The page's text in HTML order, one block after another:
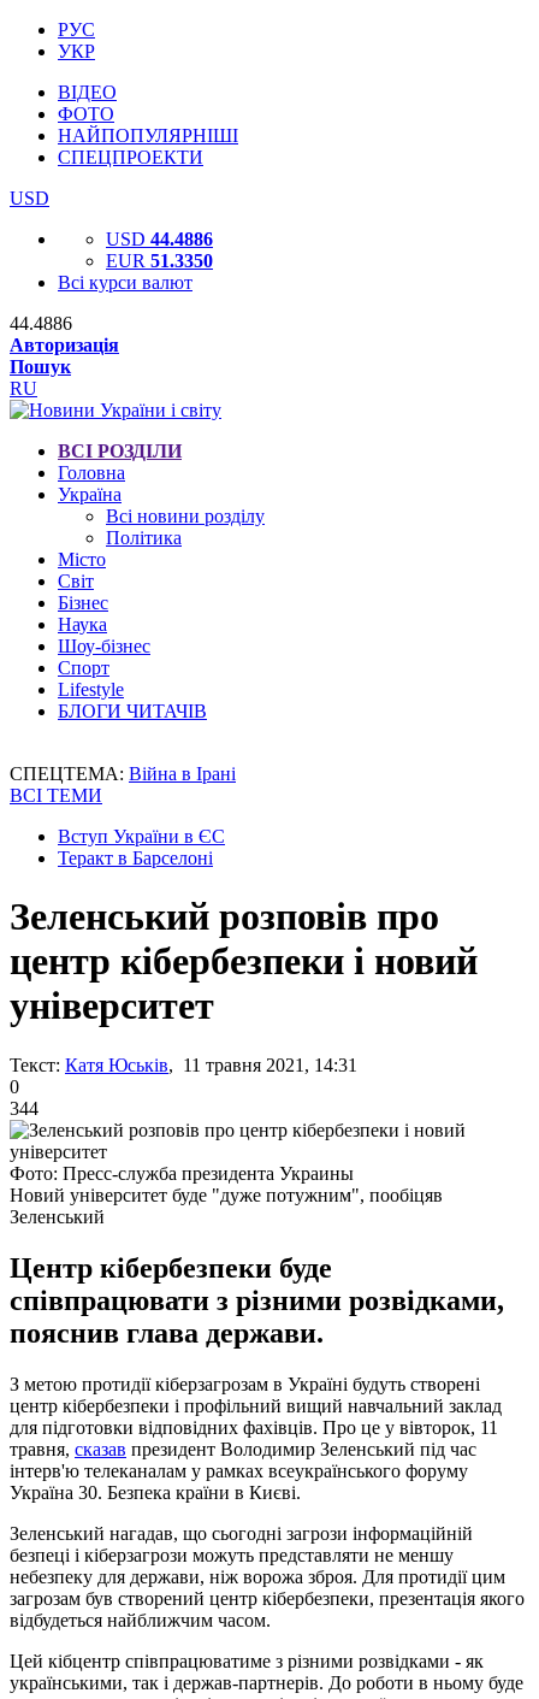
РУС
УКР
ВІДЕО
ФОТО
НАЙПОПУЛЯРНІШІ
СПЕЦПРОЕКТИ
USD
USD 44.4886
EUR 51.3350
Всі курси валют
44.4886
Авторизація
Пошук
RU
ВСІ РОЗДІЛИ
Головна
Україна
Всі новини розділу
Політика
Місто
Світ
Бізнес
Наука
Шоу-бізнес
Спорт
Lifestyle
БЛОГИ ЧИТАЧІВ
СПЕЦТЕМА: Війна в Ірані
ВСІ ТЕМИ
Вступ України в ЄС
Теракт в Барселоні
Зеленський розповів про
центр кібербезпеки і новий
університет
Текст: Катя Юськів, 11 травня 2021, 14:31
0
344
Фото: Пресс-служба президента Украины
Новий університет буде "дуже потужним", пообіцяв
Зеленський
Центр кібербезпеки буде
співпрацювати з різними розвідками,
пояснив глава держави.
З метою протидії кіберзагрозам в Україні будуть створені
центр кібербезпеки і профільний вищий навчальний заклад
для підготовки відповідних фахівців. Про це у вівторок, 11
травня, сказав президент Володимир Зеленський під час
інтерв'ю телеканалам у рамках всеукраїнського форуму
Україна 30. Безпека країни в Києві.
Зеленський нагадав, що сьогодні загрози інформаційній
безпеці і кіберзагрози можуть представляти не меншу
небезпеку для держави, ніж ворожа зброя. Для протидії цим
загрозам був створений центр кібербезпеки, презентація якого
відбудеться найближчим часом.
Цей кібцентр співпрацюватиме з різними розвідками - як
українськими, так і держав-партнерів. До роботи в ньому буде